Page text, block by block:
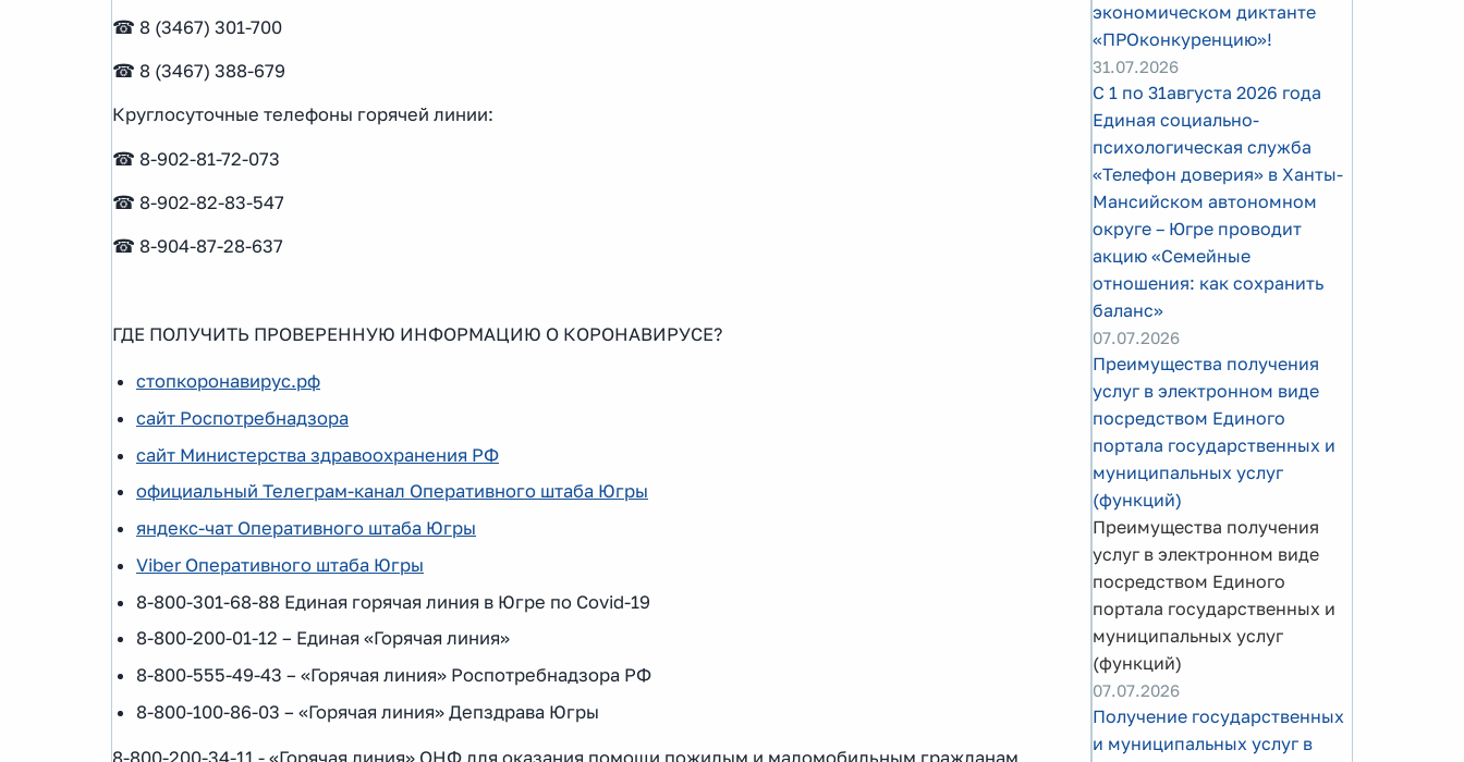
☎ 8 (3467) 301-700
☎ 8 (3467) 388-679
Круглосуточные телефоны горячей линии:
☎ 8-902-81-72-073
☎ 8-902-82-83-547
☎ 8-904-87-28-637
ГДЕ ПОЛУЧИТЬ ПРОВЕРЕННУЮ ИНФОРМАЦИЮ О КОРОНАВИРУСЕ?
стопкоронавирус.рф
сайт Роспотребнадзора
сайт Министерства здравоохранения РФ
официальный Телеграм-канал Оперативного штаба Югры
яндекс-чат Оперативного штаба Югры
Viber Оперативного штаба Югры
8-800-301-68-88 Единая горячая линия в Югре по Covid-19
8-800-200-01-12 – Единая «Горячая линия»
8-800-555-49-43 – «Горячая линия» Роспотребнадзора РФ
8-800-100-86-03 – «Горячая линия» Депздрава Югры
экономическом диктанте
«ПРОконкуренцию»!
31.07.2026
С 1 по 31августа 2026 года
Единая социально-
психологическая служба
«Телефон доверия» в Ханты-
Мансийском автономном
округе – Югре проводит
акцию «Семейные
отношения: как сохранить
баланс»
07.07.2026
Преимущества получения
услуг в электронном виде
посредством Единого
портала государственных и
муниципальных услуг
(функций)
Преимущества получения
услуг в электронном виде
посредством Единого
портала государственных и
муниципальных услуг
(функций)
07.07.2026
Получение государственных
и муниципальных услуг в